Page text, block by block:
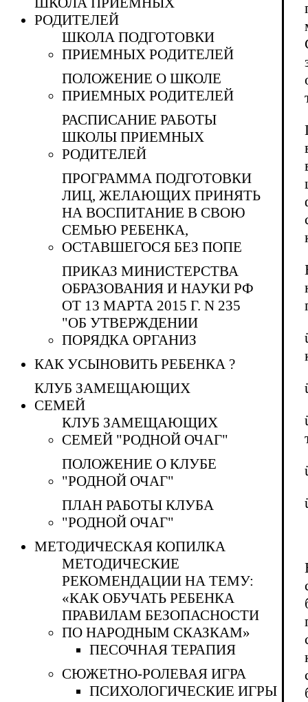
РОДИТЕЛЕЙ
ШКОЛА ПОДГОТОВКИ
ПРИЕМНЫХ РОДИТЕЛЕЙ
ПОЛОЖЕНИЕ О ШКОЛЕ
ПРИЕМНЫХ РОДИТЕЛЕЙ
РАСПИСАНИЕ РАБОТЫ
ШКОЛЫ ПРИЕМНЫХ
РОДИТЕЛЕЙ
ПРОГРАММА ПОДГОТОВКИ
ЛИЦ, ЖЕЛАЮЩИХ ПРИНЯТЬ
НА ВОСПИТАНИЕ В СВОЮ
СЕМЬЮ РЕБЕНКА,
ОСТАВШЕГОСЯ БЕЗ ПОПЕ
ПРИКАЗ МИНИСТЕРСТВА
ОБРАЗОВАНИЯ И НАУКИ РФ
ОТ 13 МАРТА 2015 Г. N 235
"ОБ УТВЕРЖДЕНИИ
ПОРЯДКА ОРГАНИЗ
КАК УСЫНОВИТЬ РЕБЕНКА ?
КЛУБ ЗАМЕЩАЮЩИХ
СЕМЕЙ
КЛУБ ЗАМЕЩАЮЩИХ
СЕМЕЙ "РОДНОЙ ОЧАГ"
ПОЛОЖЕНИЕ О КЛУБЕ
"РОДНОЙ ОЧАГ"
ПЛАН РАБОТЫ КЛУБА
"РОДНОЙ ОЧАГ"
МЕТОДИЧЕСКАЯ КОПИЛКА
МЕТОДИЧЕСКИЕ
РЕКОМЕНДАЦИИ НА ТЕМУ:
«КАК ОБУЧАТЬ РЕБЕНКА
ПРАВИЛАМ БЕЗОПАСНОСТИ
ПО НАРОДНЫМ СКАЗКАМ»
ПЕСОЧНАЯ ТЕРАПИЯ
СЮЖЕТНО-РОЛЕВАЯ ИГРА
ПСИХОЛОГИЧЕСКИЕ ИГРЫ